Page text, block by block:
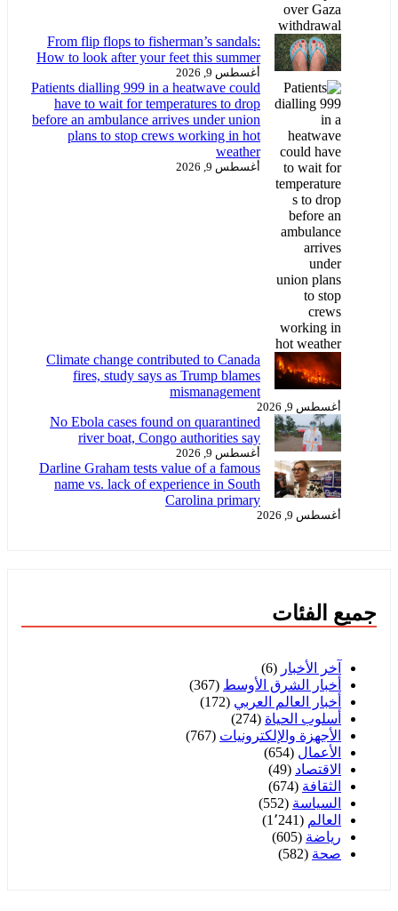
From flip flops to fisherman’s sandals:
How to look after your feet this summer
أغسطس 9, 2026
Patients dialling 999 in a heatwave could
have to wait for temperatures to drop
before an ambulance arrives under union
plans to stop crews working in hot
weather
أغسطس 9, 2026
Climate change contributed to Canada
fires, study says as Trump blames
mismanagement
أغسطس 9, 2026
No Ebola cases found on quarantined
river boat, Congo authorities say
أغسطس 9, 2026
Darline Graham tests value of a famous
name vs. lack of experience in South
Carolina primary
أغسطس 9, 2026
جميع الفئات
آخر الأخبار (6)
أخبار الشرق الأوسط (367)
أخبار العالم العربي (172)
أسلوب الحياة (274)
الأجهزة والإلكترونيات (767)
الأعمال (654)
الاقتصاد (49)
الثقافة (674)
السياسة (552)
العالم (1٬241)
رياضة (605)
صحة (582)